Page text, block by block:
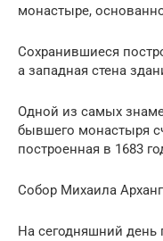
монастыре,
Сохранившиеся
а западная стена
Одной из самых
бывшего монастыря
построенная в 1683
Собор Михаила
На сегодняшний день